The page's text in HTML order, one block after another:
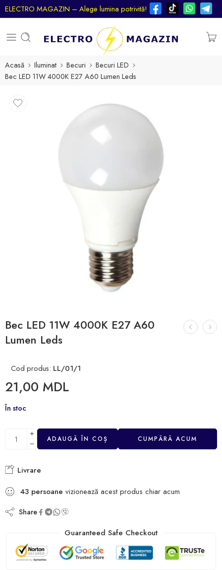
ELECTRO MAGAZIN – Alege lumina potrivită!
Acasă Iluminat Becuri
Becuri LED
Bec LED 11W 4000K E27 A60 Lumen Leds
Bec LED 11W 4000K E27 A60
Lumen Leds
Cod produs: LL/01/1
21,00 MDL
În stoc
ADAUGĂ ÎN COȘ CUMPĂRĂ ACUM
Livrare
43 persoane vizionează acest produs chiar acum
Share
Guaranteed Safe Checkout